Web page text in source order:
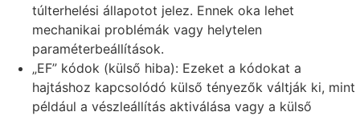
túlterhelési állapotot jelez. Ennek oka lehet
mechanikai problémák vagy helytelen
paraméterbeállítások.
„EF” kódok (külső hiba): Ezeket a kódokat a
hajtáshoz kapcsolódó külső tényezők váltják ki, mint
például a vészleállítás aktiválása vagy a külső